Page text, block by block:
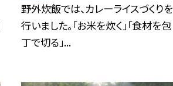
野外炊飯では、カレーライスづくりを
行いました。「お米を炊く」「食材を包
丁で切る」...